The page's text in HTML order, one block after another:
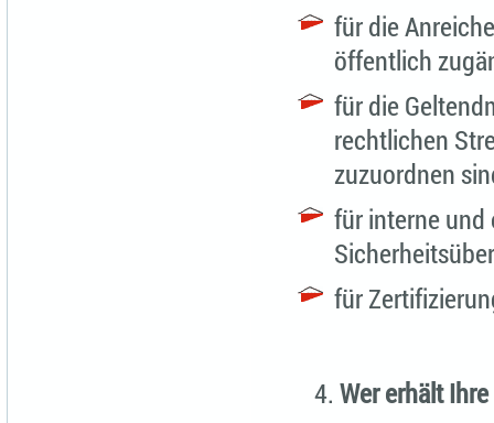
für die
öffentlich
für die
rechtlichen
zuzuordnen
für interne
für
Wer erhält